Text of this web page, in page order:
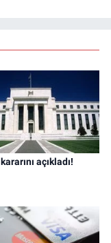
açıkladı!